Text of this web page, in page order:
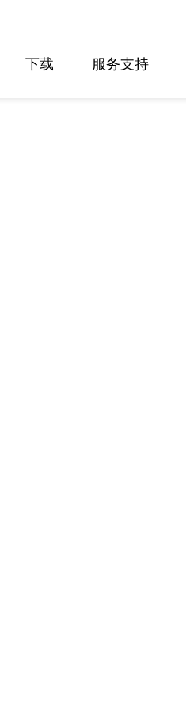
下载 服务支持